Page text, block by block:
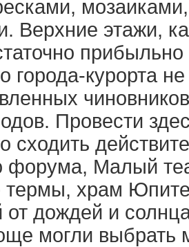
Верхние этажи,
города-курорта
Провести
сходить
форума, Малый
термы, храм
дождей и
могли выбрать